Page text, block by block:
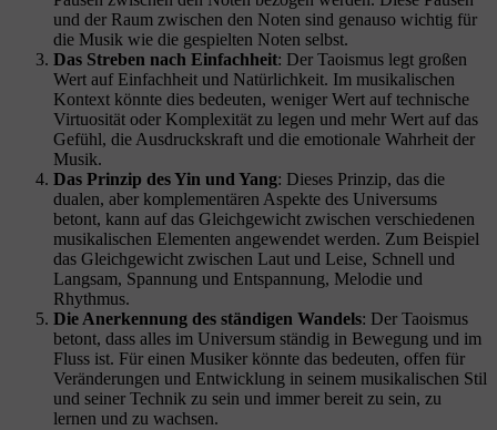
und der Raum zwischen den Noten sind genauso wichtig für
die Musik wie die gespielten Noten selbst.
Das Streben nach Einfachheit: Der Taoismus legt großen
Wert auf Einfachheit und Natürlichkeit. Im musikalischen
Kontext könnte dies bedeuten, weniger Wert auf technische
Virtuosität oder Komplexität zu legen und mehr Wert auf das
Gefühl, die Ausdruckskraft und die emotionale Wahrheit der
Musik.
Das Prinzip des Yin und Yang: Dieses Prinzip, das die
dualen, aber komplementären Aspekte des Universums
betont, kann auf das Gleichgewicht zwischen verschiedenen
musikalischen Elementen angewendet werden. Zum Beispiel
das Gleichgewicht zwischen Laut und Leise, Schnell und
Langsam, Spannung und Entspannung, Melodie und
Rhythmus.
Die Anerkennung des ständigen Wandels: Der Taoismus
betont, dass alles im Universum ständig in Bewegung und im
Fluss ist. Für einen Musiker könnte das bedeuten, offen für
Veränderungen und Entwicklung in seinem musikalischen Stil
und seiner Technik zu sein und immer bereit zu sein, zu
lernen und zu wachsen.